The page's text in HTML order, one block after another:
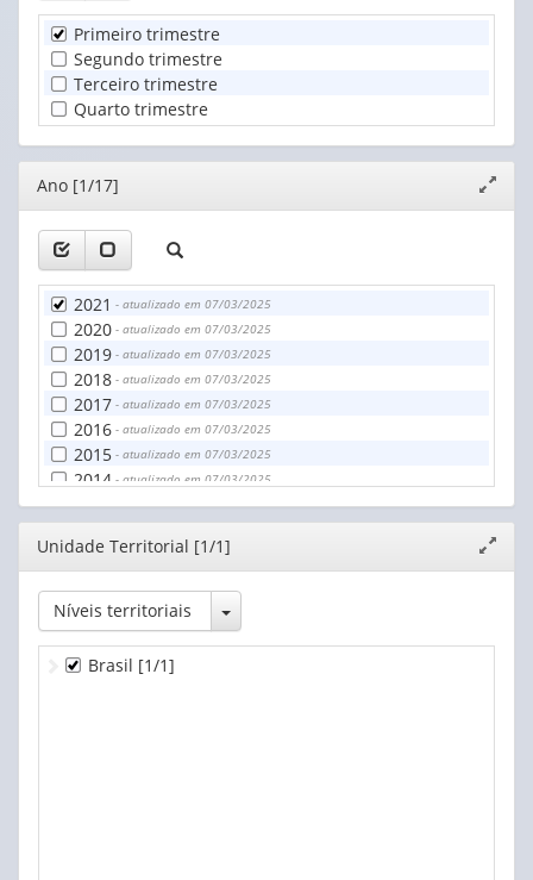
Primeiro trimestre
Segundo trimestre
Terceiro trimestre
Quarto trimestre
Editor
janela
Ano [1/17]
2021 - atualizado em 07/03/2025
2020 - atualizado em 07/03/2025
2019 - atualizado em 07/03/2025
2018 - atualizado em 07/03/2025
2017 - atualizado em 07/03/2025
2016 - atualizado em 07/03/2025
2015 - atualizado em 07/03/2025
2014 - atualizado em 07/03/2025
2013- atualizado em 07/03/2025
2012
2011 - atualizado em 07/03/2025
2010
2009- atualizado em 07/03/2025
2008- atualizado em 07/03/2025
2007
2006 - atualizado em 07/03/2025
Editor
janela
Unidade Territorial [1/1]
Níveis territoriais Toggle Dropdown
Brasil [1/1]